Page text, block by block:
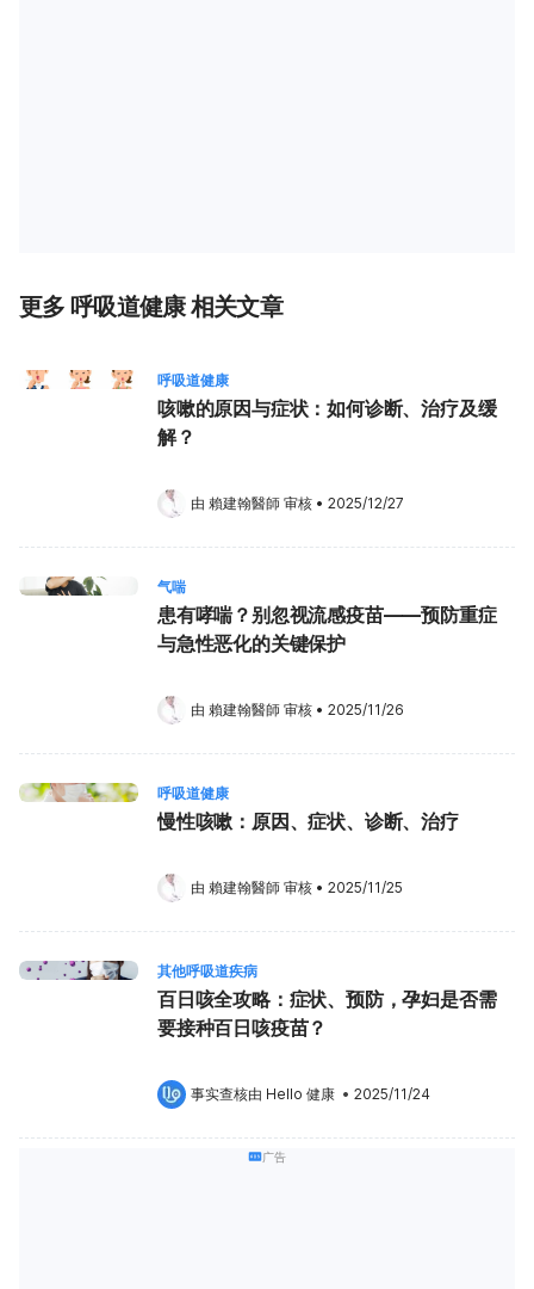
更多 呼吸道健康 相关文章
呼吸道健康
咳嗽的原因与症状：如何诊断、治疗及缓
解？
由 賴建翰醫師 审核 • 2025/12/27
气喘
患有哮喘？别忽视流感疫苗——预防重症
与急性恶化的关键保护
由 賴建翰醫師 审核 • 2025/11/26
呼吸道健康
慢性咳嗽：原因、症状、诊断、治疗
由 賴建翰醫師 审核 • 2025/11/25
其他呼吸道疾病
百日咳全攻略：症状、预防，孕妇是否需
要接种百日咳疫苗？
事实查核由 Hello 健康 • 2025/11/24
广告